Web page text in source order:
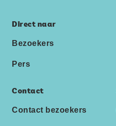
Direct naar
Bezoekers
Pers
Contact
Contact bezoekers